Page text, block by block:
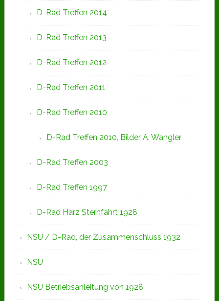
D-Rad Treffen 2014
D-Rad Treffen 2013
D-Rad Treffen 2012
D-Rad Treffen 2011
D-Rad Treffen 2010
D-Rad Treffen 2010, Bilder A. Wangler
D-Rad Treffen 2003
D-Rad Treffen 1997
D-Rad Harz Sternfahrt 1928
NSU / D-Rad, der Zusammenschluss 1932
NSU
NSU Betriebsanleitung von 1928